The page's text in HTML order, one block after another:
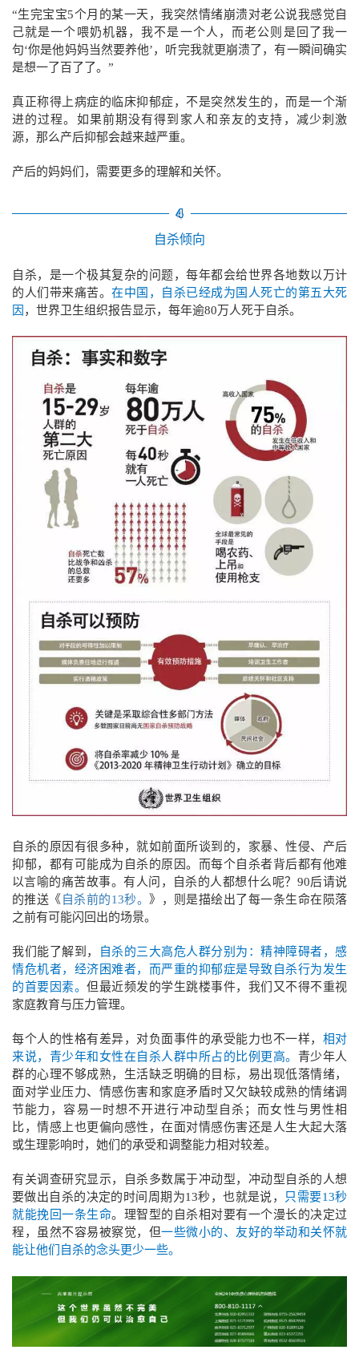
“生完宝宝5个月的某一天，我突然情绪崩溃对老公说我感觉自
己就是一个喂奶机器，我不是一个人，而老公则是回了我一
句‘你是他妈妈当然要养他’，听完我就更崩溃了，有一瞬间确实
是想一了百了了。”
真正称得上病症的临床抑郁症，不是突然发生的，而是一个渐
进的过程。 如果前期没有得到家人和亲友的支持，减少刺激
源，那么产后抑郁会越来越严重。
产后的妈妈们，需要更多的理解和关怀。
4
自杀倾向
自杀，是一个极其复杂的问题，每年都会给世界各地数以万计
的人们带来痛苦。 在中国，自杀已经成为国人死亡的第五大死
因 ，世界卫生组织报告显示，每年逾80万人死于自杀。
自杀的原因有很多种，就如前面所谈到的，家暴、性侵、产后
抑郁，都有可能成为自杀的原因。而每个自杀者背后都有他难
以言喻的痛苦故事。有人问，自杀的人都想什么呢？90后请说
的推送《 自杀前的13秒。 》，则是描绘出了每一条生命在陨落
之前有可能闪回出的场景。
我们能了解到，
自杀的三大高危人群分别为：精神障碍者，感
情危机者，经济困难者，而严重的抑郁症是导致自杀行为发生
的首要因素。 但最近频发的学生跳楼事件，我们又不得不重视
家庭教育与压力管理。
每个人的性格有差异，对负面事件的承受能力也不一样， 相对
来说，青少年和女性在自杀人群中所占的比例更高。 青少年人
群的心理不够成熟，生活缺乏明确的目标，易出现低落情绪，
面对学业压力、情感伤害和家庭矛盾时又欠缺较成熟的情绪调
节能力，容易一时想不开进行冲动型自杀；而女性与男性相
比，情感上也更偏向感性，在面对情感伤害还是人生大起大落
或生理影响时，她们的承受和调整能力相对较差。
有关调查研究显示， 自杀多数属于冲动型， 冲动型自杀的人想
要做出自杀的决定的时间周期为13秒，也就是说，
只需要13秒
就能挽回一条生命。理智型的自杀相对要有一个漫长的决定过
程，虽然不容易被察觉，但一些微小的、友好的举动和关怀就
能让他们自杀的念头更少一些。